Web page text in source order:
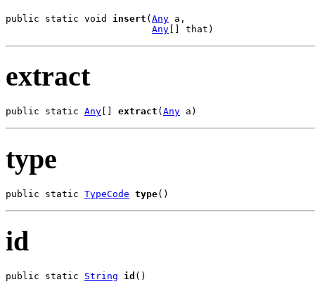
public static void insert (Any a,
Any [] that)
extract
public static Any extract ( Any a)
type
public static TypeCode type()
id
public static String id ()